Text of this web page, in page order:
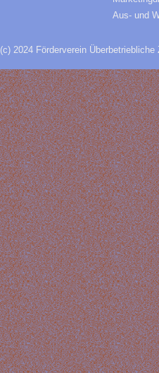
Aus- und
(c) 2024 Förderverein